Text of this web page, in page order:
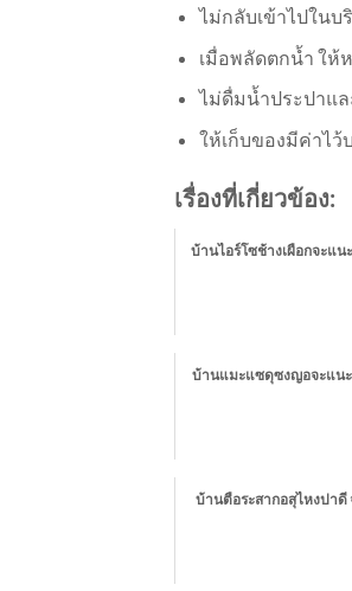
ไม่กลับเข้าไปในบ
เมื่อพลัดตกน้ำ ให้
ไม่ดื่มน้ำประปาแ
ให้เก็บของมีค่าไ
เรื่องที่เกี่ยวข้อง:
บ้านไอร์โซช้างเผือกจะแน
บ้านแมะแซดุซงญอจะแน
บ้านตือระสากอสุไหงปาดี